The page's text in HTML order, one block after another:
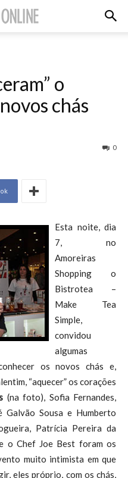
o
chás
0
Esta noite, dia
7, no
Amoreiras
Shopping o
Bistrotea –
Make Tea
Simple,
convidou
algumas
os novos chás e,
“aquecer” os corações
(na foto), Sofia Fernandes,
Galvão Sousa e Humberto
Patrícia Pereira da
o Chef Joe Best foram os
muito intimista em que
eles próprio, com os chás,